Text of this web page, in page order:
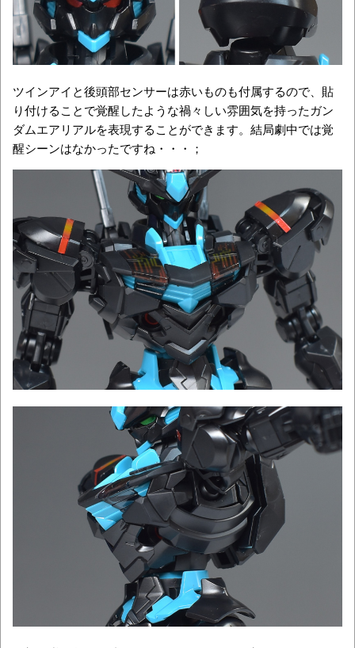
ツインアイと後頭部センサーは赤いものも付属するので、貼
り付けることで覚醒したような禍々しい雰囲気を持ったガン
ダムエアリアルを表現することができます。結局劇中では覚
醒シーンはなかったですね・・・；